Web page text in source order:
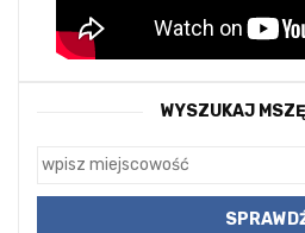
WYSZUKAJ